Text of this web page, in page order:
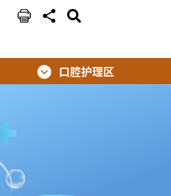
口腔护理区